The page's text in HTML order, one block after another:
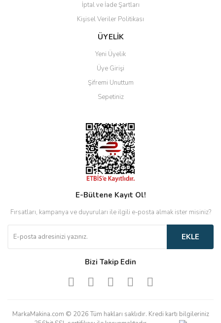
İptal ve İade Şartları
Kişisel Veriler Politikası
ÜYELİK
Yeni Üyelik
Üye Girişi
Şifremi Unuttum
Sepetiniz
E-Bültene Kayıt Ol!
Fırsatları, kampanya ve duyuruları ile ilgili e-posta almak ister misiniz?
EKLE
Bizi Takip Edin
MarkaMakina.com © 2026 Tüm hakları saklıdır. Kredi kartı bilgileriniz